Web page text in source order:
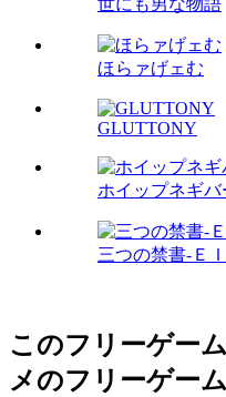
世にも男な物語
ほらァげェむ
GLUTTONY
ホイップネギバ
三つの禁書-Ｅ
このフリーゲー
メのフリーゲーム